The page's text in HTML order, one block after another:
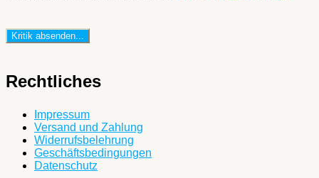
Rechtliches
Impressum
Versand und Zahlung
Widerrufsbelehrung
Geschäftsbedingungen
Datenschutz